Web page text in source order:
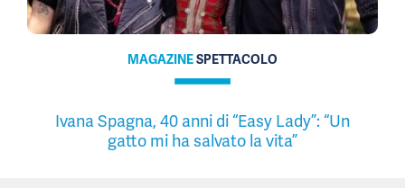
MAGAZINESPETTACOLO
Ivana Spagna, 40 anni di “Easy Lady”: “Un
gatto mi ha salvato la vita”